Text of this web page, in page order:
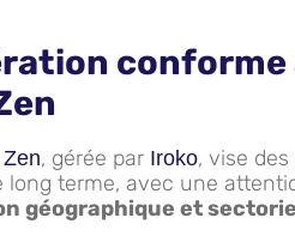
, gérée par Iroko, vise
long terme, avec une
géographique et